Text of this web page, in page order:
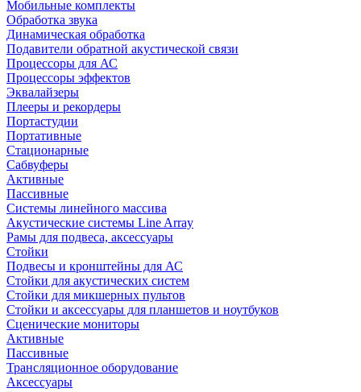
Мобильные комплекты
Обработка звука
Динамическая обработка
Подавители обратной акустической связи
Процессоры для АС
Процессоры эффектов
Эквалайзеры
Плееры и рекордеры
Портастудии
Портативные
Стационарные
Сабвуферы
Активные
Пассивные
Системы линейного массива
Акустические системы Line Array
Рамы для подвеса, аксессуары
Стойки
Подвесы и кронштейны для АС
Стойки для акустических систем
Стойки для микшерных пультов
Стойки и аксессуары для планшетов и ноутбуков
Сценические мониторы
Активные
Пассивные
Трансляционное оборудование
Аксессуары